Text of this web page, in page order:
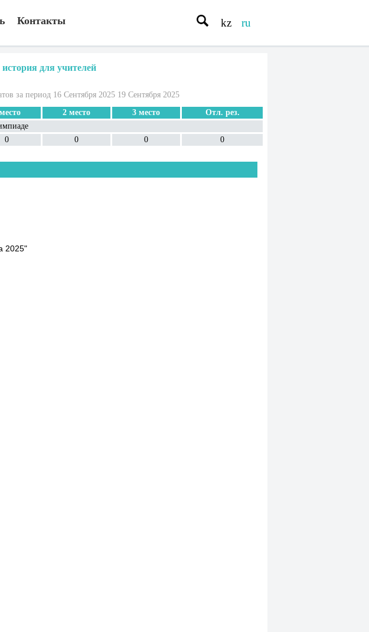
Контакты kz ru
для учителей
за период 16 Сентября 2025 19 Сентября 2025
2 место 3 место
Отл. рез.
0 0 0 0
2025"